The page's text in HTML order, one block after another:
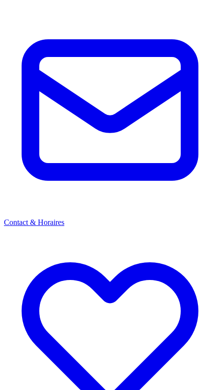
Contact & Horaires